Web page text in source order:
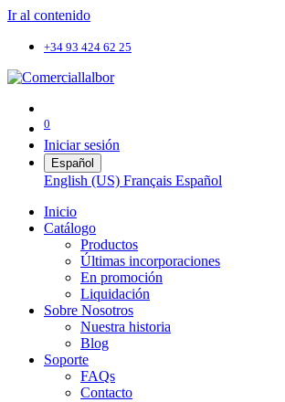
Ir al contenido
+34 93 424 62 25
0
Iniciar sesión
Español
English (US) Français Español
Inicio
Catálogo
Productos
Últimas incorporaciones
En promoción
Liquidación
Sobre Nosotros
Nuestra historia
Blog
Soporte
FAQs
Contacto